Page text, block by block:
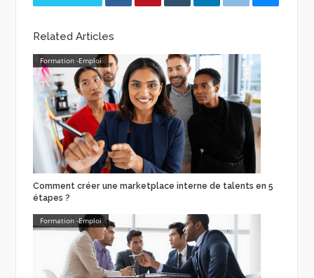
Related Articles
Formation -Emploi
Comment créer une marketplace interne de talents en 5
étapes ?
Formation -Emploi